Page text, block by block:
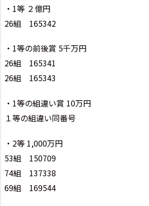
・1等 ２億円
26組 165342
・1等の前後賞 5千万円
26組 165341
26組 165343
・1等の組違い賞 10万円
１等の組違い同番号
・2等 1,000万円
53組 150709
74組 137338
69組 169544